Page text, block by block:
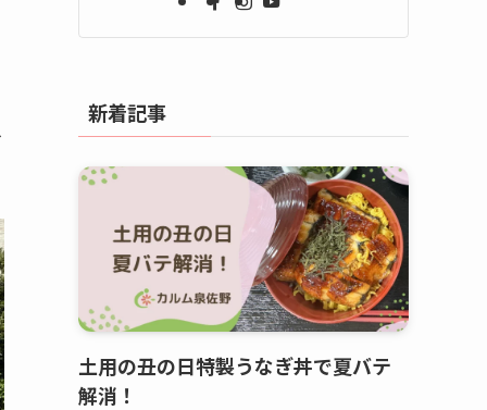
新着記事
土用の丑の日特製うなぎ丼で夏バテ
解消！